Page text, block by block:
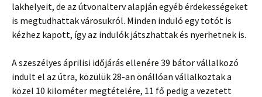
lakhelyeit, de az útvonalterv alapján egyéb érdekességeket
is megtudhattak városukról. Minden induló egy totót is
kézhez kapott, így az indulók játszhattak és nyerhetnek is.
A szeszélyes áprilisi időjárás ellenére 39 bátor vállalkozó
indult el az útra, közülük 28-an önállóan vállalkoztak a
közel 10 kilométer megtételére, 11 fő pedig a vezetett